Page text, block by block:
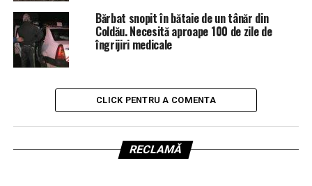
Bărbat snopit în bătaie de un tânăr din
Coldău. Necesită aproape 100 de zile de
îngrijiri medicale
CLICK PENTRU A COMENTA
RECLAMĂ